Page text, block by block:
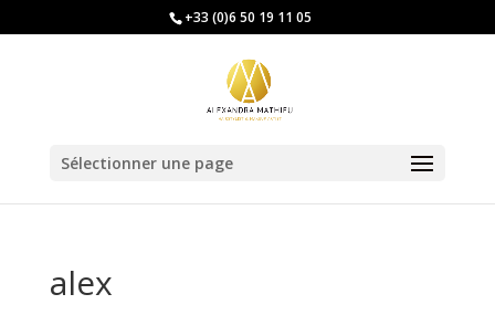
+33 (0)6 50 19 11 05
Sélectionner une page
alex